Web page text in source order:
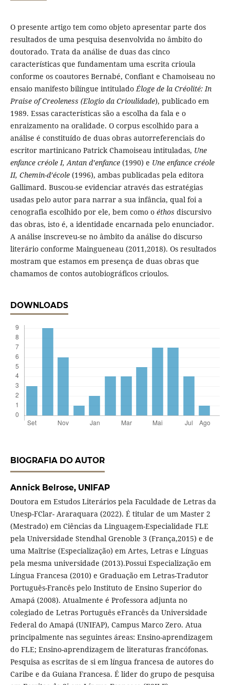
O presente artigo tem como objeto apresentar parte dos
resultados de uma pesquisa desenvolvida no âmbito do
doutorado. Trata da análise de duas das cinco
características que fundamentam uma escrita crioula
conforme os coautores Bernabé, Confiant e Chamoiseau no
ensaio manifesto bilíngue intituladoÉloge de la Créolité: In
Praise of Creoleness (Elogio da Crioulidade), publicado em
1989. Essas características são a escolha da fala e o
enraizamento na oralidade. O corpus escolhido para a
análise é constituído de duas obras autorreferenciais do
escritor martinicano Patrick Chamoiseau intituladas, Une
enfance créole I, Antan d’enfance(1990) e Une enfance créole
II, Chemin-d’école(1996), ambas publicadas pela editora
Gallimard. Buscou-se evidenciar através das estratégias
usadas pelo autor para narrar a sua infância, qual foi a
cenografia escolhido por ele, bem como o éthos discursivo
das obras, isto é, a identidade encarnada pelo enunciador.
A análise inscreveu-se no âmbito da análise do discurso
literário conforme Maingueneau (2011,2018). Os resultados
mostram que estamos em presença de duas obras que
chamamos de contos autobiográficos crioulos.
DOWNLOADS
BIOGRAFIA DO AUTOR
Annick Belrose, UNIFAP
Doutora em Estudos Literários pela Faculdade de Letras da
Unesp-FClar- Araraquara (2022). É titular de um Master 2
(Mestrado) em Ciências da Linguagem-Especialidade FLE
pela Universidade Stendhal Grenoble 3 (França,2015) e de
uma Maîtrise (Especialização) em Artes, Letras e Línguas
pela mesma universidade (2013).Possui Especialização em
Língua Francesa (2010) e Graduação em Letras-Tradutor
Português-Francês pelo Instituto de Ensino Superior do
Amapá (2008). Atualmente é Professora adjunta no
colegiado de Letras Português eFrancês da Universidade
Federal do Amapá (UNIFAP), Campus Marco Zero. Atua
principalmente nas seguintes áreas: Ensino-aprendizagem
do FLE; Ensino-aprendizagem de literaturas francófonas.
Pesquisa as escritas de si em língua francesa de autores do
Caribe e da Guiana Francesa. É lider do grupo de pesquisa